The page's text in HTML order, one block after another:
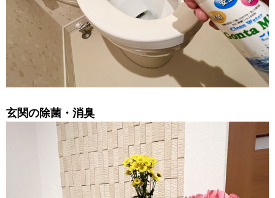
玄関の除菌・消臭